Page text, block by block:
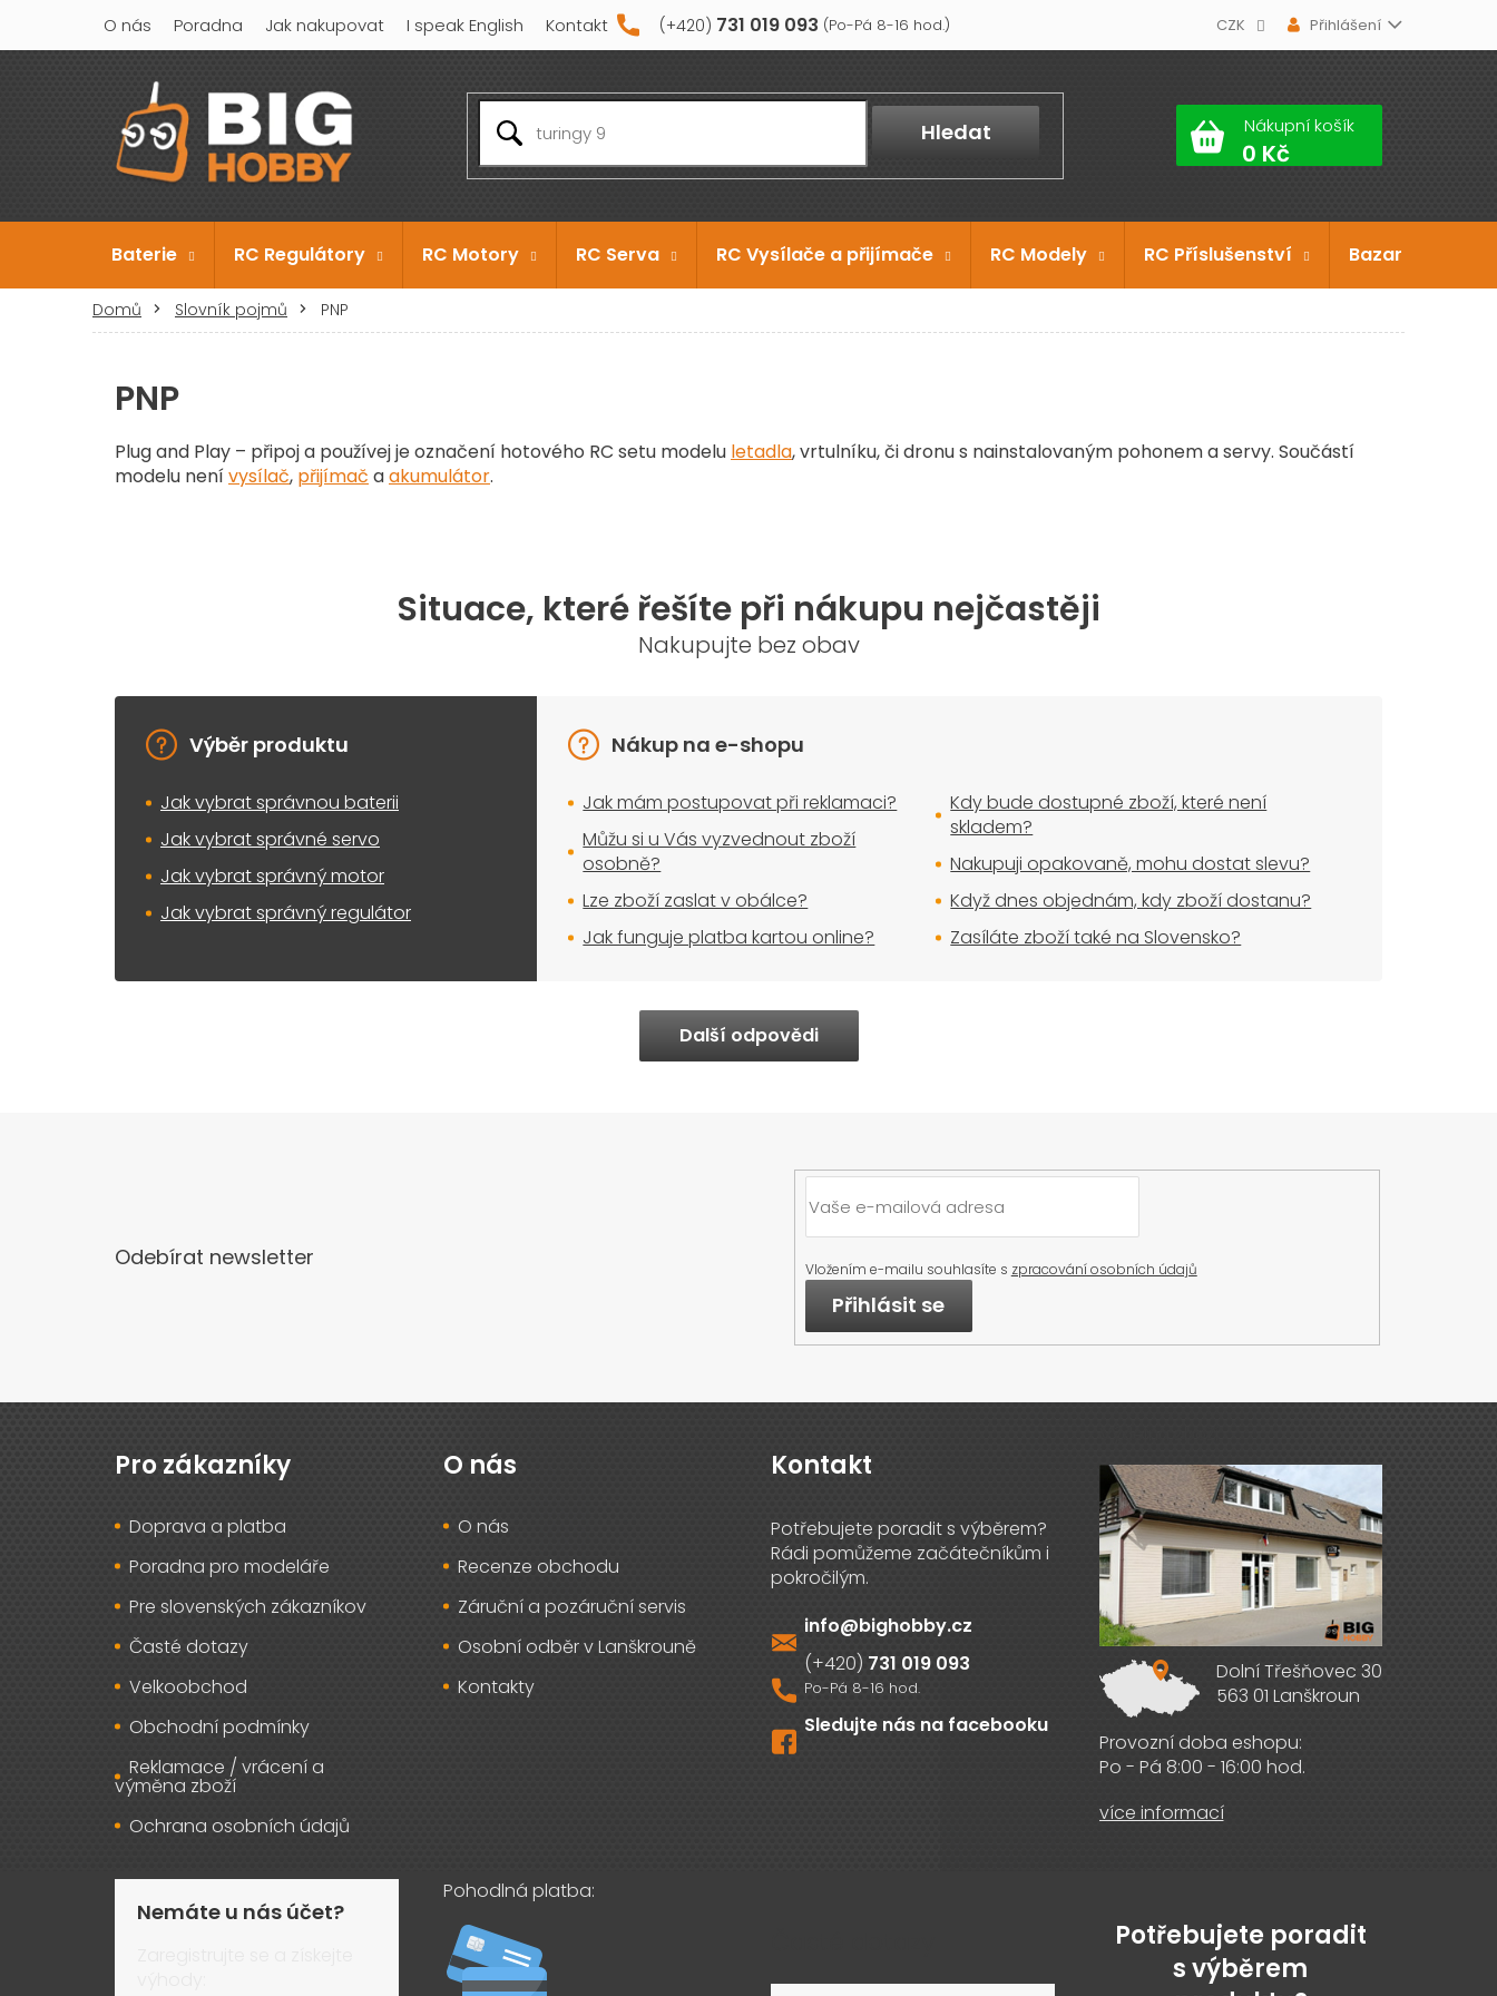
obsah
731 019 093
O nás Poradna Jak nakupovat I speak English Kontakt CZK Přihlášení
Hledat Nákupní košík
Baterie RC Regulátory RC Motory RC Serva RC Vysílače a přijímače RC Modely RC Příslušenství Bazar
Domů Slovník pojmů PNP
PNP
Plug and Play – připoj a používej je označení hotového RC setu modelu letadla, vrtulníku, či dronu s nainstalovaným pohonem a servy. Součástí
modelu nenívysílač, přijímač aakumulátor.
Situace, které řešíte při nákupu nejčastěji
Nakupujte bez obav
Výběr produktu
Jak vybrat správnou baterii
Jak vybrat správné servo
Jak vybrat správný motor
Jak vybrat správný regulátor
Nákup na e-shopu
Jak mám postupovat při reklamaci?
Můžu si u Vás vyzvednout zboží
osobně?
Lze zboží zaslat v obálce?
Jak funguje platba kartou online?
Kdy bude dostupné zboží, které není
skladem?
Nakupuji opakovaně, mohu dostat slevu?
Když dnes objednám, kdy zboží dostanu?
Zasíláte zboží také na Slovensko?
Další odpovědi
Odebírat newsletter Vložením e-mailu souhlasíte s zpracování osobních údajů
Přihlásit se
Z
Pro zákazníky
Doprava a platba
Poradna pro modeláře
Pre slovenských zákazníkov
Časté dotazy
Velkoobchod
Obchodní podmínky
Reklamace / vrácení a
výměna zboží
Ochrana osobních údajů
O nás
O nás
Recenze obchodu
Záruční a pozáruční servis
Osobní odběr v Lanškrouně
Kontakty
Kontakt
info@bighobby.cz
731 019 093
Sledujte nás na facebooku
Dolní Třešňovec 30
563 01 Lanškroun
Provozní doba eshopu:
Po - Pá 8:00 - 16:00 hod.
více informací
Nemáte u nás účet?
Pohodlná platba:
Potřebujete poradit
s výběrem